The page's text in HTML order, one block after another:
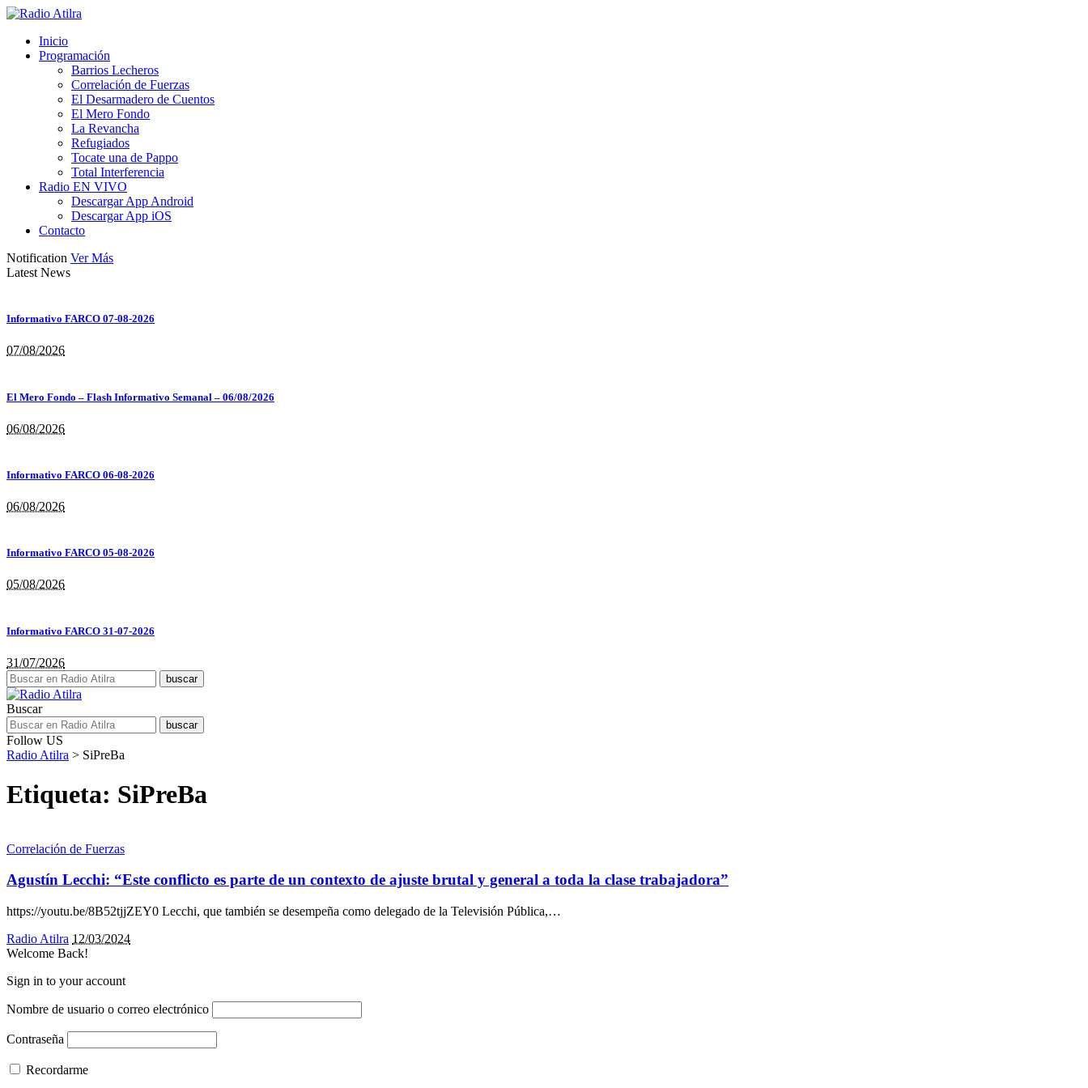
Inicio
Programación
Barrios Lecheros
Correlación de Fuerzas
El Desarmadero de Cuentos
El Mero Fondo
La Revancha
Refugiados
Tocate una de Pappo
Total Interferencia
Radio EN VIVO
Descargar App Android
Descargar App iOS
Contacto
Notification Ver Más
Latest News
Informativo FARCO 07-08-2026
07/08/2026
El Mero Fondo – Flash Informativo Semanal – 06/08/2026
06/08/2026
Informativo FARCO 06-08-2026
06/08/2026
Informativo FARCO 05-08-2026
05/08/2026
Informativo FARCO 31-07-2026
31/07/2026
Buscar
Follow US
Radio Atilra > SiPreBa
Etiqueta: SiPreBa
Correlación de Fuerzas
Agustín Lecchi: “Este conflicto es parte de un contexto de ajuste brutal y general a toda la clase trabajadora”
https://youtu.be/8B52tjjZEY0 Lecchi, que también se desempeña como delegado de la Televisión Pública,…
Radio Atilra 12/03/2024
Welcome Back!
Sign in to your account
Nombre de usuario o correo electrónico
Contraseña
Recordarme